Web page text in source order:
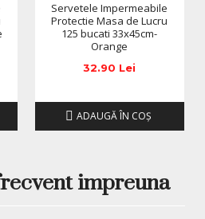
Servetele Impermeabile
Protectie Masa de Lucru
125 bucati 33x45cm-
Orange
32.90 Lei
ADAUGĂ ÎN COŞ
impreuna